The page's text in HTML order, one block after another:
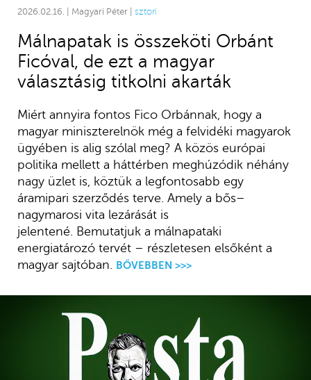
2026.02.16. | Magyari Péter | sztori
Málnapatak is összeköti Orbánt
Ficóval, de ezt a magyar
választásig titkolni akarták
Miért annyira fontos Fico Orbánnak, hogy a
magyar miniszterelnök még a felvidéki magyarok
ügyében is alig szólal meg? A közös európai
politika mellett a háttérben meghúzódik néhány
nagy üzlet is, köztük a legfontosabb egy
áramipari szerződés terve. Amely a bős–
nagymarosi vita lezárását is
jelentené. Bemutatjuk a málnapataki
energiatározó tervét – részletesen elsőként a
magyar sajtóban. BŐVEBBEN >>>